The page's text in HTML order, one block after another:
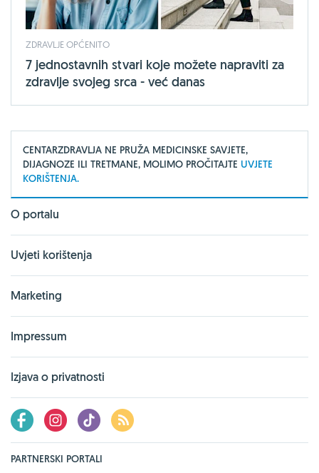
ZDRAVLJE OPĆENITO
7 jednostavnih stvari koje možete napraviti za
zdravlje svojeg srca - već danas
CENTARZDRAVLJA NE PRUŽA MEDICINSKE SAVJETE,
DIJAGNOZE ILI TRETMANE, MOLIMO PROČITAJTE UVJETE
KORIŠTENJA.
O portalu
Uvjeti korištenja
Marketing
Impressum
Izjava o privatnosti
PARTNERSKI PORTALI